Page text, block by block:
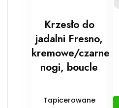
Krzesło do
jadalni Fresno,
kremowe/czarne
nogi, boucle
Tapicerowane